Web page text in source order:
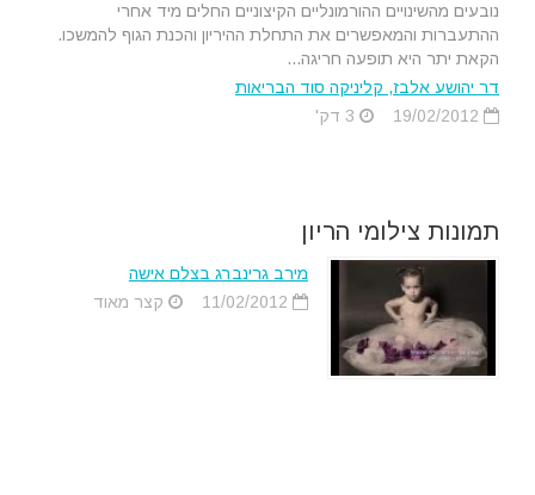
נובעים מהשינויים ההורמונליים הקיצוניים החלים מיד אחרי
ההתעברות והמאפשרים את התחלת ההיריון והכנת הגוף להמשכו.
הקאת יתר היא תופעה חריגה...
דר יהושע אלבז, קליניקה סוד הבריאות
תמונות צילומי הריון
מירב גרינברג בצלם אישה
קצר מאוד